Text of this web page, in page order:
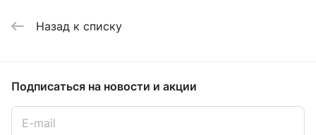
Назад к списку
Подписаться на новости и акции